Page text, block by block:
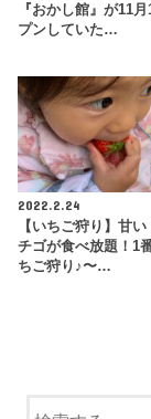
『おかし館』が11
プンしていた…
2022.2.24
【いちご狩り】甘
チゴが食べ放題！1
ちご狩り♪〜…